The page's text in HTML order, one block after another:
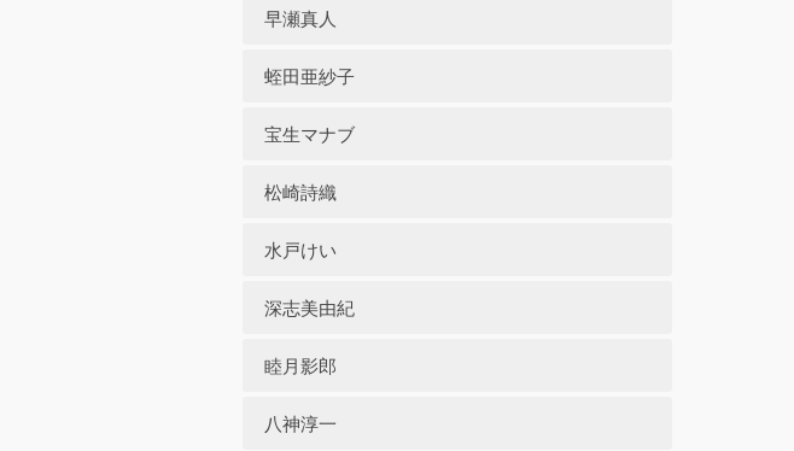
早瀬真人
蛭田亜紗子
宝生マナブ
松崎詩織
水戸けい
深志美由紀
睦月影郎
八神淳一